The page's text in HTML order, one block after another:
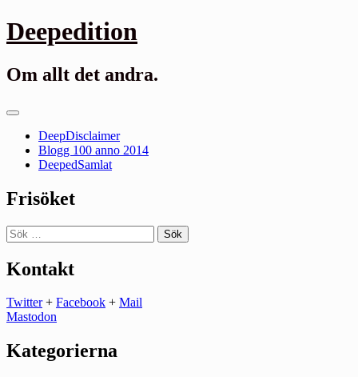
Gå
till
Deepedition
Om allt det andra.
Primär
DeepDisclaimer
Blogg 100 anno 2014
DeepedSamlat
Frisöket
Sök
efter:
Kontakt
Twitter+ Facebook + Mail
Mastodon
Kategorierna